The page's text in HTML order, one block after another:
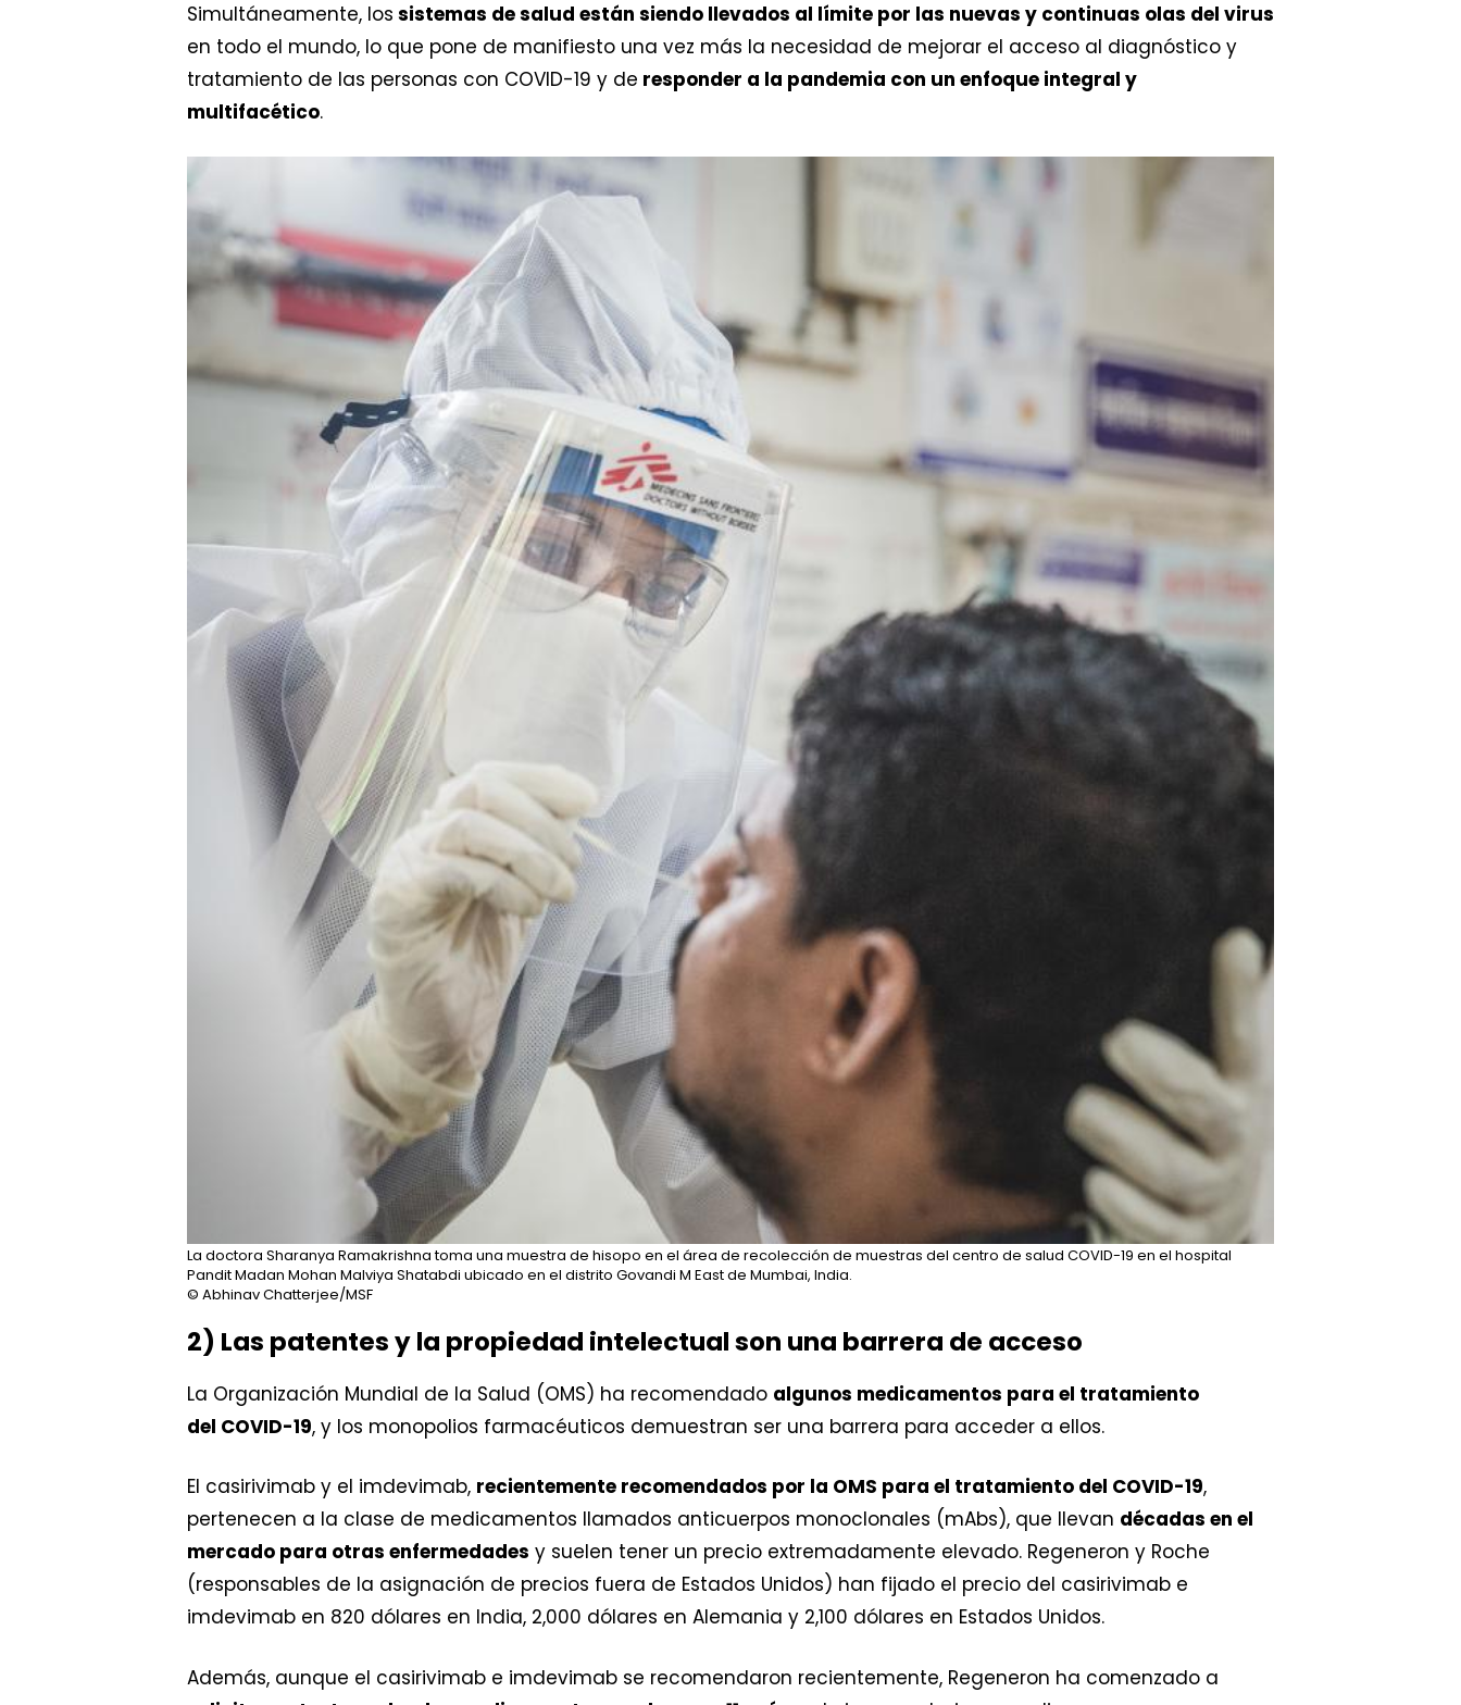
Simultáneamente, los sistemas de salud están siendo llevados al límite por las nuevas y continuas olas del virus
en todo el mundo, lo que pone de manifiesto una vez más la necesidad de mejorar el acceso al diagnóstico y
tratamiento de las personas con COVID-19 y de responder a la pandemia con un enfoque integral y
multifacético.
La doctora Sharanya Ramakrishna toma una muestra de hisopo en el área de recolección de muestras del centro de salud COVID-19 en el hospital
Pandit Madan Mohan Malviya Shatabdi ubicado en el distrito Govandi M East de Mumbai, India.
© Abhinav Chatterjee/MSF
2) Las patentes y la propiedad intelectual son una barrera de acceso
La Organización Mundial de la Salud (OMS) ha recomendado algunos medicamentos para el tratamiento
del COVID-19, y los monopolios farmacéuticos demuestran ser una barrera para acceder a ellos.
El casirivimab y el imdevimab, recientemente recomendados por la OMS para el tratamiento del COVID-19,
pertenecen a la clase de medicamentos llamados anticuerpos monoclonales (mAbs), que llevan décadas en el
mercado para otras enfermedades y suelen tener un precio extremadamente elevado. Regeneron y Roche
(responsables de la asignación de precios fuera de Estados Unidos) han fijado el precio del casirivimab e
imdevimab en 820 dólares en India, 2,000 dólares en Alemania y 2,100 dólares en Estados Unidos.
Además, aunque el casirivimab e imdevimab se recomendaron recientemente, Regeneron ha comenzado a